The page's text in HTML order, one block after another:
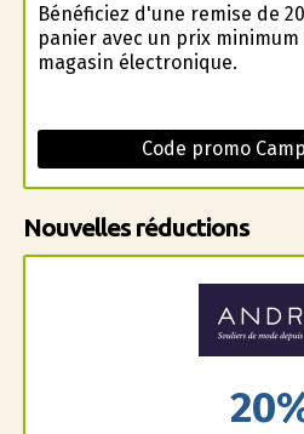
Bénéficiez d'une remise de
panier avec un prix minimum
magasin électronique.
Code promo
Nouvelles réductions